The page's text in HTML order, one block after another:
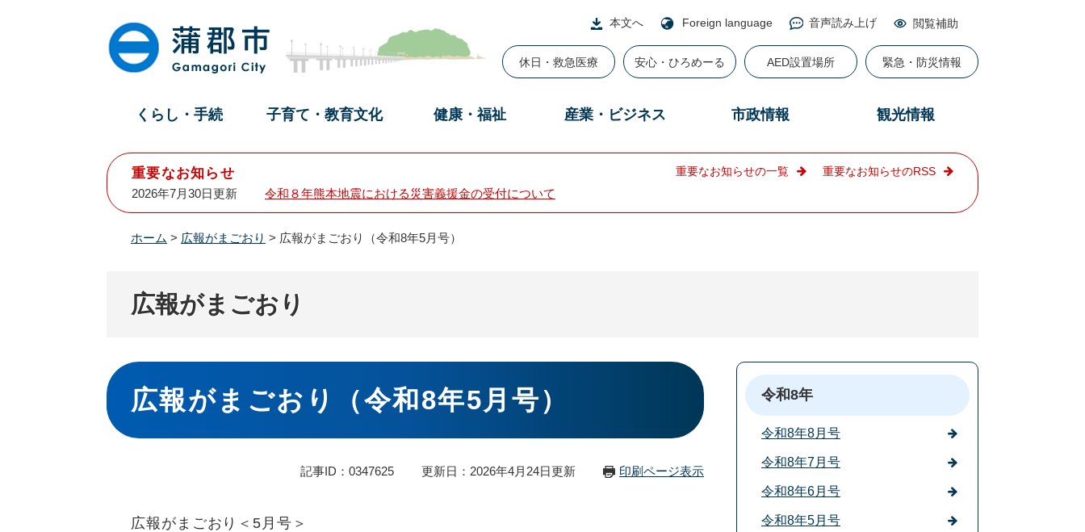
本文へ Foreign language 音声読み上げ 閲覧補助
休日・救急医療 安心・ひろめーる AED設置場所 緊急・防災情報
くらし・手続 子育て・教育文化 健康・福祉 産業・ビジネス 市政情報 観光情報
重要なお知らせ
2026年7月30日更新 令和８年熊本地震における災害義援金の受付について
重要なお知らせの一覧 重要なお知らせのRSS
ホーム > 広報がまごおり > 広報がまごおり（令和8年5月号）
広報がまごおり
本
文
広報がまごおり（令和8年5月号）
記事ID：0347625 更新日：2026年4月24日更新 印刷ページ表示
広報がまごおり＜5月号＞
令和8年
令和8年8月号
令和8年7月号
令和8年6月号
令和8年5月号